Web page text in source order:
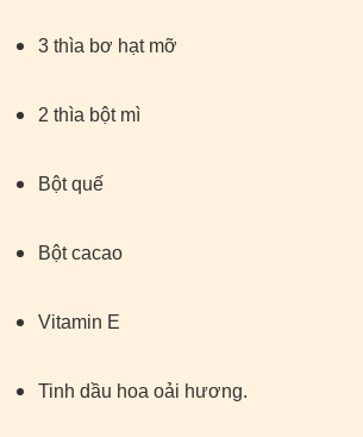
3 thìa bơ hạt mỡ
2 thìa bột mì
Bột quế
Bột cacao
Vitamin E
Tinh dầu hoa oải hương.